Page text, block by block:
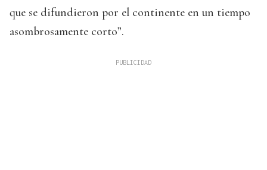
que se difundieron por el continente en un tiempo
asombrosamente corto”.